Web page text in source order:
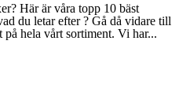
Här är våra topp 10 bäst
du letar efter ? Gå då vidare till
hela vårt sortiment. Vi har...